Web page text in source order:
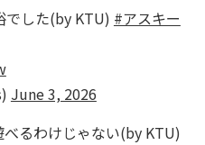
でした(by KTU) #アスキー
June 3, 2026
るわけじゃない(by KTU)